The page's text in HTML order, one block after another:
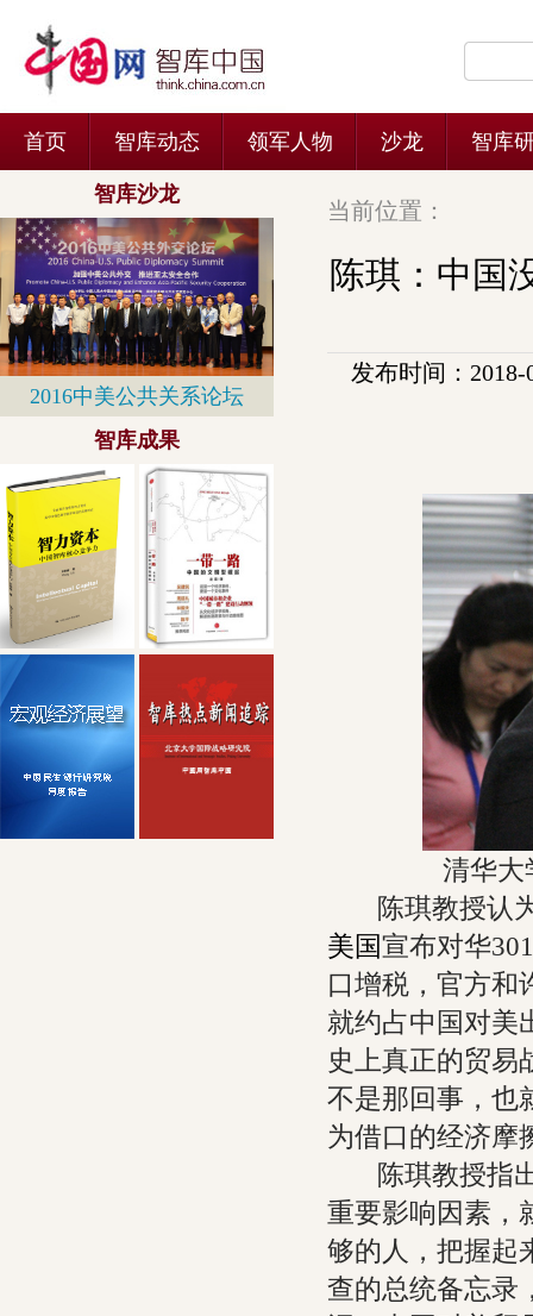
当前位置：
陈琪：中国
发布时间：2018-
清华大
陈琪教授认为
美国宣布对华
口增税，官方和
就约占中国对美
史上真正的贸易
不是那回事，也
为借口的经济摩
陈琪教授指出
重要影响因素，
够的人，把握起
查的总统备忘录